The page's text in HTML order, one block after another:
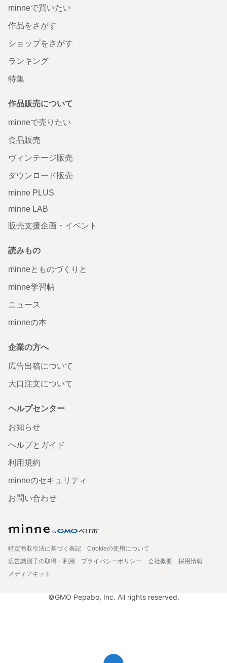
minneで買いたい
作品をさがす
ショップをさがす
ランキング
特集
作品販売について
minneで売りたい
食品販売
ヴィンテージ販売
ダウンロード販売
minne PLUS
minne LAB
販売支援企画・イベント
読みもの
minneとものづくりと
minne学習帖
ニュース
minneの本
企業の方へ
広告出稿について
大口注文について
ヘルプセンター
お知らせ
ヘルプとガイド
利用規約
minneのセキュリティ
お問い合わせ
特定商取引法に基づく表記
Cookieの使用について
広告識別子の取得・利用
プライバシーポリシー 会社概要
採用情報
メディアキット
©GMO Pepabo, Inc. All rights reserved.